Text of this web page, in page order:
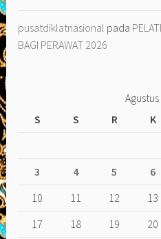
pusatdiklatnasional pada
BAGI PERAWAT 2026
S
S R K
3
4 5 6
10
11 12 13
17
18 19 20